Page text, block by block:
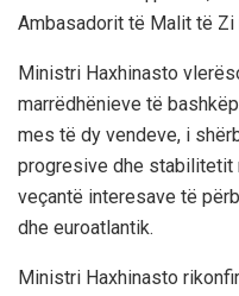
Ambasadorit të Malit të Zi
Ministri Haxhinasto
marrëdhënieve të
mes të dy vendeve, i
progresive dhe stabilitetit
veçantë interesave të
dhe euroatlantik.
Ministri Haxhinasto